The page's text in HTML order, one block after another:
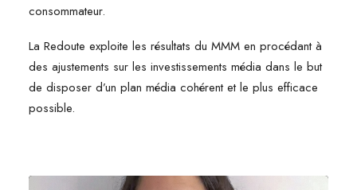
consommateur.
La Redoute exploite les résultats du MMM en procédant à
des ajustements sur les investissements média dans le but
de disposer d’un plan média cohérent et le plus efficace
possible.